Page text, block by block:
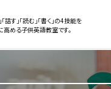
「話す」「読む」「書く」の4技能を
高める子供英語教室です。